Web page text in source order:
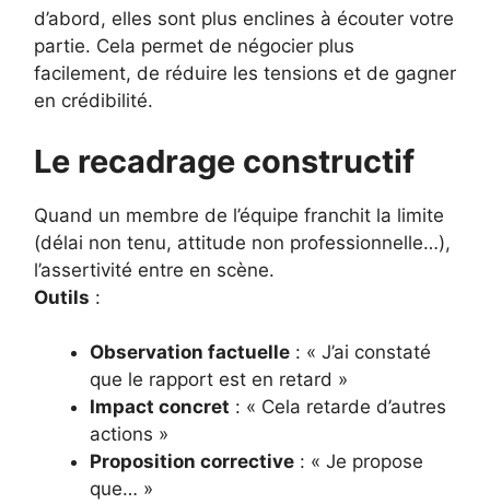
d’abord, elles sont plus enclines à écouter votre
partie. Cela permet de négocier plus
facilement, de réduire les tensions et de gagner
en crédibilité.
Le recadrage constructif
Quand un membre de l’équipe franchit la limite
(délai non tenu, attitude non professionnelle…),
l’assertivité entre en scène.
Outils :
Observation factuelle : « J’ai constaté
que le rapport est en retard »
Impact concret : « Cela retarde d’autres
actions »
Proposition corrective : « Je propose
que… »